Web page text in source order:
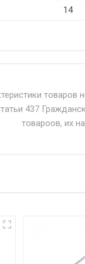
14
и Садовое
расходов.
склада г.
товаров
437
товароов, их